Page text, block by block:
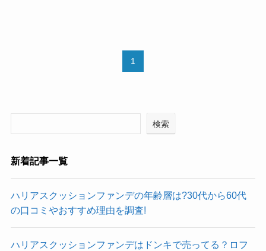
1
検索
新着記事一覧
ハリアスクッションファンデの年齢層は?30代から60代
の口コミやおすすめ理由を調査!
ハリアスクッションファンデはドンキで売ってる？ロフ